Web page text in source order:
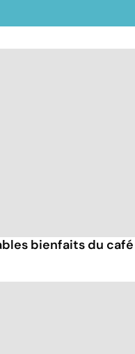
bienfaits du café